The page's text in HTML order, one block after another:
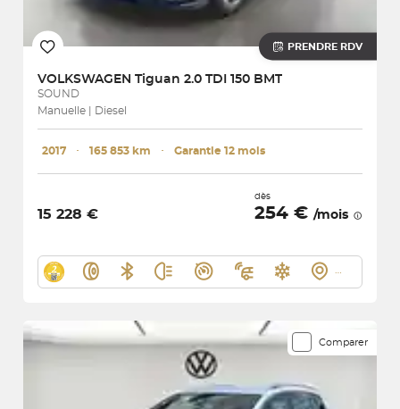
PRENDRE RDV
VOLKSWAGEN Tiguan 2.0 TDI 150 BMT
SOUND
Manuelle | Diesel
2017 ･ 165 853 km ･ Garantie 12 mois
15 228 €
dès
254 € /mois
Comparer